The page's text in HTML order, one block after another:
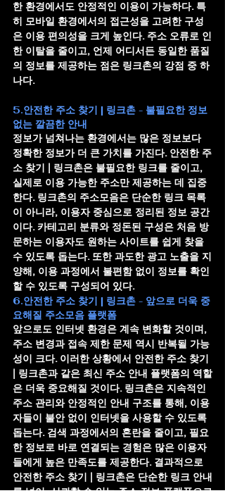
한 환경에서도 안정적인 이용이 가능하다. 특
히 모바일 환경에서의 접근성을 고려한 구성
은 이용 편의성을 크게 높인다. 주소 오류로 인
한 이탈을 줄이고, 언제 어디서든 동일한 품질
의 정보를 제공하는 점은 링크촌의 강점 중 하
나다.
5.안전한 주소 찾기 | 링크촌 - 불필요한 정보
없는 깔끔한 안내
정보가 넘쳐나는 환경에서는 많은 정보보다
정확한 정보가 더 큰 가치를 가진다. 안전한 주
소 찾기 | 링크촌은 불필요한 링크를 줄이고,
실제로 이용 가능한 주소만 제공하는 데 집중
한다. 링크촌의 주소모음은 단순한 링크 목록
이 아니라, 이용자 중심으로 정리된 정보 공간
이다. 카테고리 분류와 정돈된 구성은 처음 방
문하는 이용자도 원하는 사이트를 쉽게 찾을
수 있도록 돕는다. 또한 과도한 광고 노출을 지
양해, 이용 과정에서 불편함 없이 정보를 확인
할 수 있도록 구성되어 있다.
6.안전한 주소 찾기 | 링크촌 - 앞으로 더욱 중
요해질 주소모음 플랫폼
앞으로도 인터넷 환경은 계속 변화할 것이며,
주소 변경과 접속 제한 문제 역시 반복될 가능
성이 크다. 이러한 상황에서 안전한 주소 찾기
| 링크촌과 같은 최신 주소 안내 플랫폼의 역할
은 더욱 중요해질 것이다. 링크촌은 지속적인
주소 관리와 안정적인 안내 구조를 통해, 이용
자들이 불안 없이 인터넷을 사용할 수 있도록
돕는다. 검색 과정에서의 혼란을 줄이고, 필요
한 정보로 바로 연결되는 경험은 많은 이용자
들에게 높은 만족도를 제공한다. 결과적으로
안전한 주소 찾기 | 링크촌은 단순한 링크 안내
를 넘어, 신뢰할 수 있는 주소 정보 플랫폼으로